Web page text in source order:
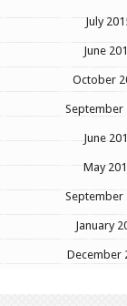
July
June
October
September
June
May
September
January
December